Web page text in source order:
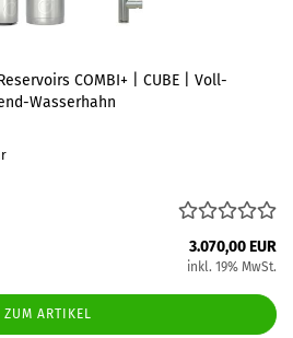
COMBI+ | CUBE | Voll-
Wasserhahn
3.070,00 EUR
inkl. 19% MwSt.
ZUM ARTIKEL